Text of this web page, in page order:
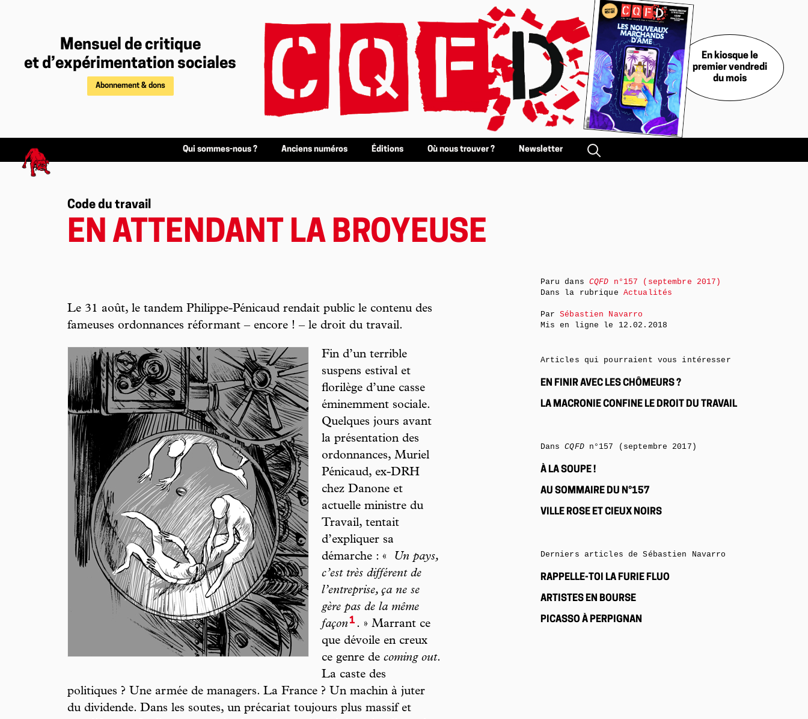
Mensuel de critique
et d’expérimentation sociales
Abonnement & dons
En kiosque le
premier vendredi
du mois
Qui sommes-nous ? Anciens numéros Éditions Où nous trouver ? Newsletter
Code du travail
EN ATTENDANT LA BROYEUSE
Le 31 août, le tandem Philippe-Pénicaud rendait public le contenu des
fameuses ordonnances réformant – encore ! – le droit du travail.
Fin d’un terrible
suspens estival et
florilège d’une casse
éminemment sociale.
Quelques jours avant
la présentation des
ordonnances, Muriel
Pénicaud, ex-DRH
chez Danone et
actuelle ministre du
Travail, tentait
d’expliquer sa
démarche : «
Un pays,
c’est très différent de
l’entreprise, ça ne se
gère pas de la même
façon1 . » Marrant ce
que dévoile en creux
ce genre de coming out.
La caste des
politiques ? Une armée de managers. La France ? Un machin à juter
du dividende. Dans les soutes, un précariat toujours plus massif et
Paru dans CQFD n°157 (septembre 2017)
Dans la rubrique Actualités
ParSébastien Navarro
Mis en ligne le 12.02.2018
Articles qui pourraient vous intéresser
EN FINIR AVEC LES CHÔMEURS ?
LA MACRONIE CONFINE LE DROIT DU TRAVAIL
DansCQFDn°157 (septembre 2017)
À LA SOUPE !
AU SOMMAIRE DU N°157
VILLE ROSE ET CIEUX NOIRS
Derniers articles de Sébastien Navarro
RAPPELLE-TOI LA FURIE FLUO
ARTISTES EN BOURSE
PICASSO À PERPIGNAN